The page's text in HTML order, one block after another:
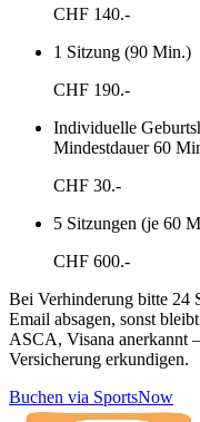
CHF 140.-
1 Sitzung (90 Min.)
CHF 190.-
Individuelle
Mindestdauer 60
CHF 30.-
5 Sitzungen (je 60
CHF 600.-
Bei Verhinderung bitte 24
Email absagen, sonst
ASCA, Visana anerkannt
Versicherung erkundigen.
Buchen via SportsNow